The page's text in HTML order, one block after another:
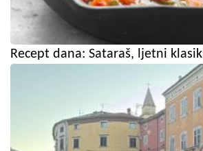
Recept dana: Sataraš, ljetni klasik